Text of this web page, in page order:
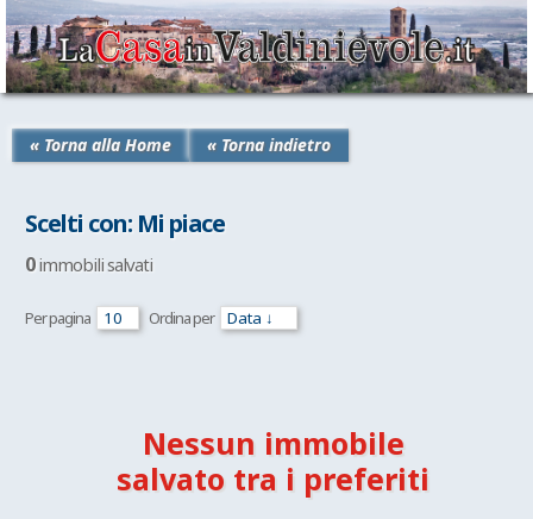
« Torna alla Home « Torna indietro
Scelti con: Mi piace
0immobili salvati
Per pagina Ordina per
Nessun immobile
salvato tra i preferiti